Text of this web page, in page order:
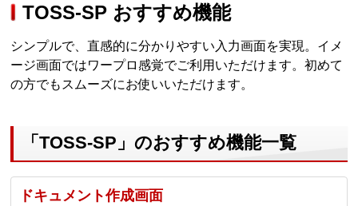
TOSS-SP おすすめ機能
シンプルで、直感的に分かりやすい入力画面を実現。イメ
ージ画面ではワープロ感覚でご利用いただけます。初めて
の方でもスムーズにお使いいただけます。
「TOSS-SP」のおすすめ機能一覧
ドキュメント作成画面